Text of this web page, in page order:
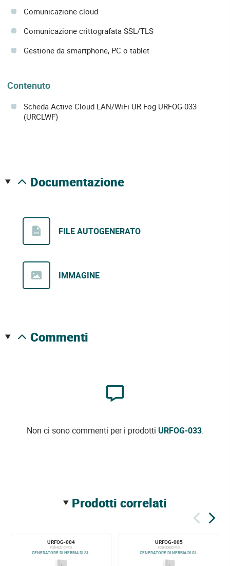
Comunicazione cloud
Comunicazione crittografata SSL/TLS
Gestione da smartphone, PC o tablet
Contenuto
Scheda Active Cloud LAN/WiFi UR Fog URFOG-033
(URCLWF)
documentazione
FILE AUTOGENERATO
IMMAGINE
commenti
Non ci sono commenti per i prodotti URFOG-033.
prodotti correlati
URFOG-004
F3SN2201CPRO
GENERATORE DI NEBBIA DI SI...
URFOG-005
F3SN2202CPRO
GENERATORE DI NEBBIA DI SI...